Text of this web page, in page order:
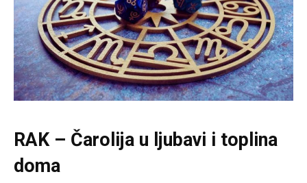
RAK – Čarolija u ljubavi i toplina
doma